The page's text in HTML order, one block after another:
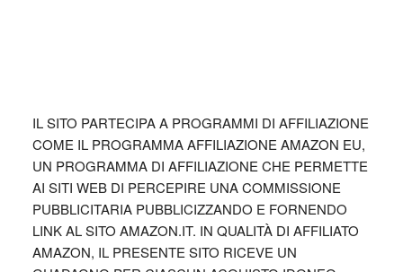
Footer
IL SITO PARTECIPA A PROGRAMMI DI AFFILIAZIONE
COME IL PROGRAMMA AFFILIAZIONE AMAZON EU,
UN PROGRAMMA DI AFFILIAZIONE CHE PERMETTE
AI SITI WEB DI PERCEPIRE UNA COMMISSIONE
PUBBLICITARIA PUBBLICIZZANDO E FORNENDO
LINK AL SITO AMAZON.IT. IN QUALITÀ DI AFFILIATO
AMAZON, IL PRESENTE SITO RICEVE UN